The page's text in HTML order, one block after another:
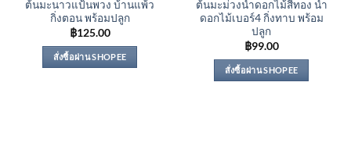
ต้นมะนาวแป้นพวง บ้านแพ้ว
กิ่งตอน พร้อมปลูก
฿125.00
สั่งซื้อผ่าน SHOPEE
ต้นมะม่วงน้ำดอกไม้สีทอง น้ำ
ดอกไม้เบอร์4 กิ่งทาบ พร้อม
ปลูก
฿99.00
สั่งซื้อผ่าน SHOPEE